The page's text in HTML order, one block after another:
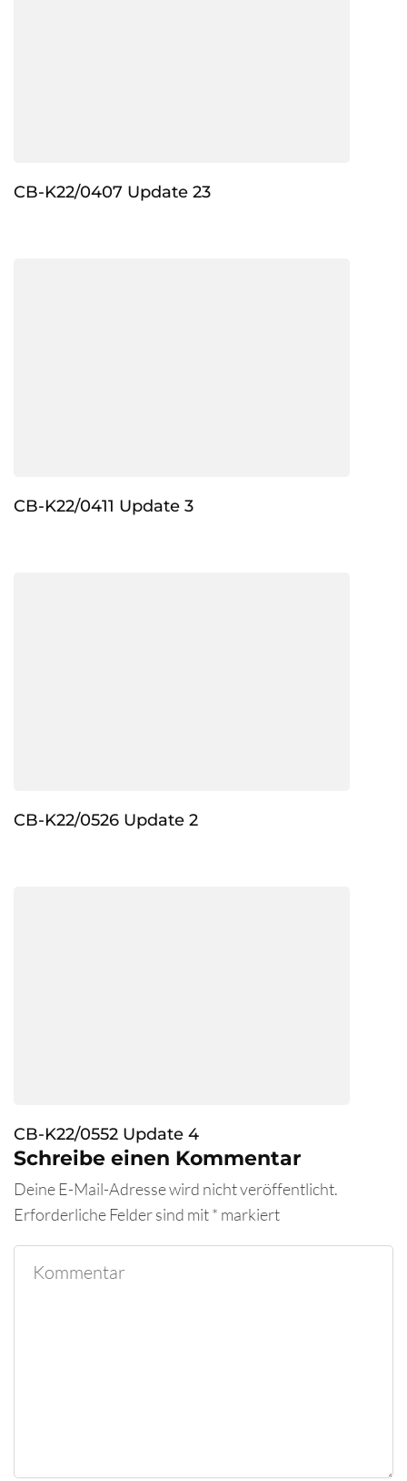
CB-K22/0407 Update 23
CB-K22/0411 Update 3
CB-K22/0526 Update 2
CB-K22/0552 Update 4
Schreibe einen Kommentar
Deine E-Mail-Adresse wird nicht veröffentlicht.
Erforderliche Felder sind mit* markiert